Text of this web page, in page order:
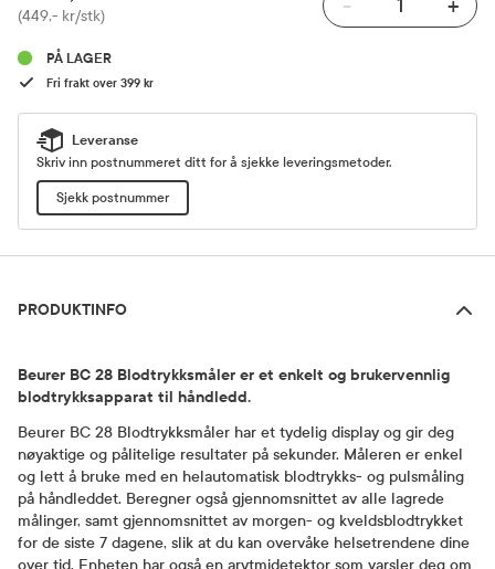
Pris
(449,- kr/stk) - +
PÅ LAGER
Fri frakt over 399 kr
Leveranse
Skriv inn postnummeret ditt for å sjekke leveringsmetoder.
Sjekk postnummer
PRODUKTINFO
Beurer BC 28 Blodtrykksmåler er et enkelt og brukervennlig
blodtrykksapparat til håndledd.
Beurer BC 28 Blodtrykksmåler har et tydelig display og gir deg
nøyaktige og pålitelige resultater på sekunder. Måleren er enkel
og lett å bruke med en helautomatisk blodtrykks- og pulsmåling
på håndleddet. Beregner også gjennomsnittet av alle lagrede
målinger, samt gjennomsnittet av morgen- og kveldsblodtrykket
for de siste 7 dagene, slik at du kan overvåke helsetrendene dine
over tid. Enheten har også en arytmidetektor som varsler deg om